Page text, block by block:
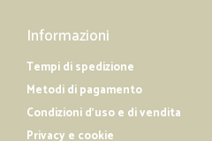
Informazioni
Tempi di spedizione
Metodi di pagamento
Condizioni d'uso e di vendita
Privacy e cookie